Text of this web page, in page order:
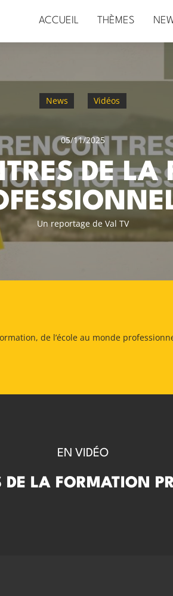
ACCUEIL THÈMES
News Vidéos
05/11/2025
DE LA
Un reportage de Val TV
de l’école au monde
EN VIDÉO
DE LA FORMATION